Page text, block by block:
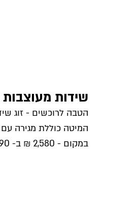
שידות מעוצבות
הטבה לרוכשים - זוג
המיטה כוללת מגירה
במקום - 2,580 ₪ ב- 1,990 ₪